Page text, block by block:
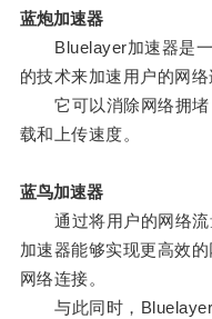
蓝炮加速器
Bluelayer加速器是一
的技术来加速用户的网络
它可以消除网络拥堵
载和上传速度。
蓝鸟加速器
通过将用户的网络流
加速器能够实现更高效
网络连接。
与此同时，Bluelayer